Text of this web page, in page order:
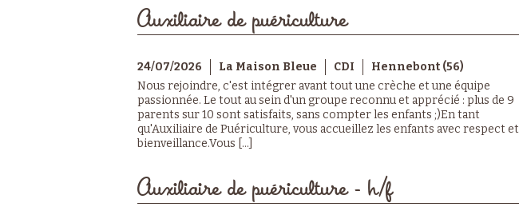
Auxiliaire de puériculture
24/07/2026 La Maison Bleue CDI
Hennebont (56)
Nous rejoindre, c'est intégrer avant tout une crèche et une équipe
passionnée. Le tout au sein d'un groupe reconnu et apprécié : plus de 9
parents sur 10 sont satisfaits, sans compter les enfants ;)En tant
qu'Auxiliaire de Puériculture, vous accueillez les enfants avec respect et
bienveillance.Vous [...]
Auxiliaire de puériculture - h/f